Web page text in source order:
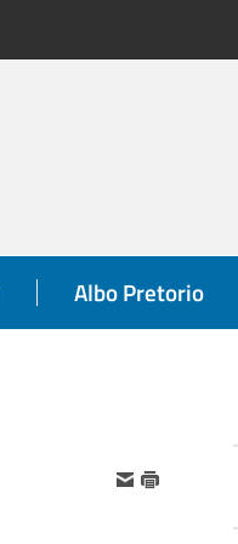
Albo Pretorio